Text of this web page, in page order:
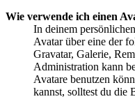
Wie verwende ich einen
In deinem
Avatar über eine der
Gravatar, Galerie,
Administration kann
Avatare benutzen
kannst, solltest du die